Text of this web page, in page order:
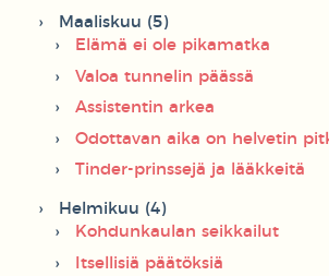
Maaliskuu (5)
Elämä ei ole pikamatka
Valoa tunnelin päässä
Assistentin arkea
Odottavan aika on helvetin
Tinder-prinssejä ja lääkkeitä
Helmikuu (4)
Kohdunkaulan seikkailut
Itsellisiä päätöksiä